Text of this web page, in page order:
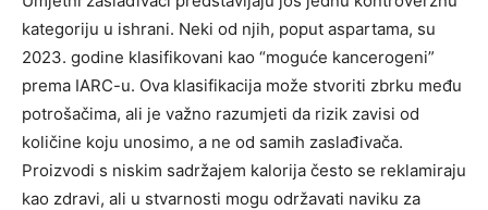
kategoriju u ishrani. Neki od njih, poput aspartama, su
2023. godine klasifikovani kao “moguće kancerogeni”
prema IARC-u. Ova klasifikacija može stvoriti zbrku među
potrošačima, ali je važno razumjeti da rizik zavisi od
količine koju unosimo, a ne od samih zaslađivača.
Proizvodi s niskim sadržajem kalorija često se reklamiraju
kao zdravi, ali u stvarnosti mogu održavati naviku za